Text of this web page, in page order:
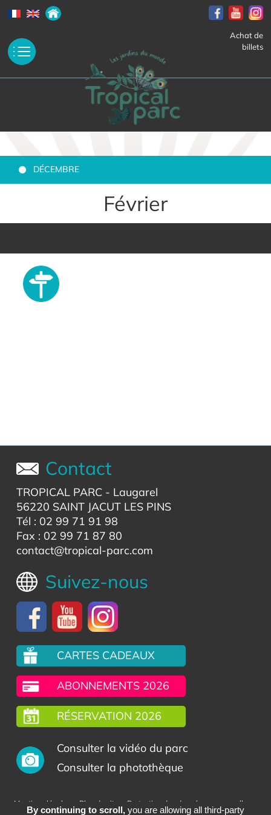
Achat de
billets
DÉCEMBRE
Février
Contact
TROPICAL PARC- Laugarel
56220 SAINT JACUT LES PINS
Tél : 02 99 71 91 98
Fax : 02 99 71 87 80
contact@tropical-parc.com
Suivez-nous
CARTES CADEAUX
ABONNEMENTS 2026
RÉSERVATION 2026
Consulter la vidéo du parc
Consulter la photothèque
Mentions légales Plan du site Protection des données personnelles
By continuing to scroll,you are allowing all third-party